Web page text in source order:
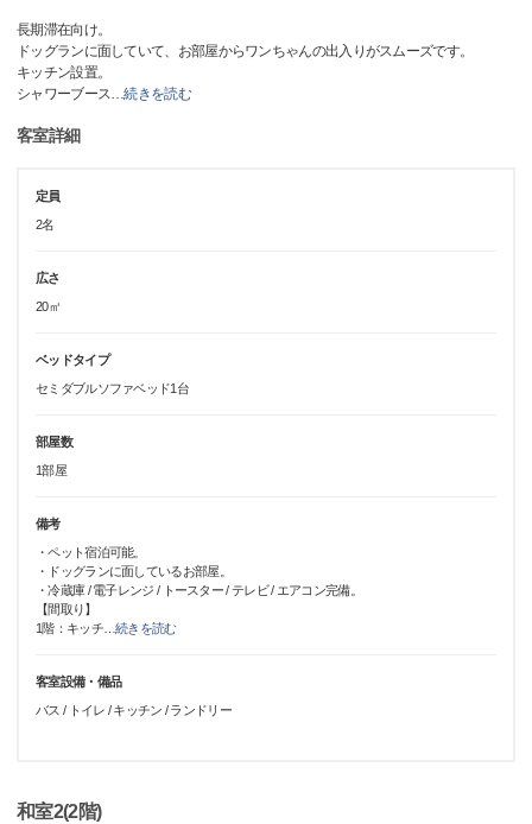
長期滞在向け。
ドッグランに面していて、お部屋からワンちゃんの出入りがスムーズです。
キッチン設置。
シャワーブース…続きを読む
客室詳細
定員
2名
広さ
20㎡
ベッドタイプ
セミダブルソファベッド1台
部屋数
1部屋
備考
・ペット宿泊可能。
・ドッグランに面しているお部屋。
・冷蔵庫 / 電子レンジ / トースター / テレビ / エアコン完備。
【間取り】
1階：キッチ…続きを読む
客室設備・備品
バス / トイレ / キッチン / ランドリー
和室2(2階)